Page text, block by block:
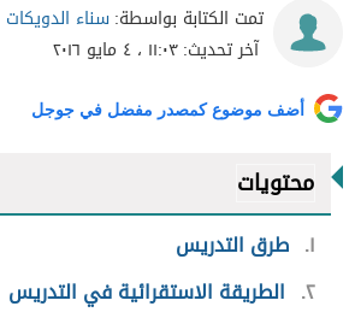
تمت الكتابة بواسطة:سناء الدويكات
آخر تحديث:١١:٠٣ ، ٤ مايو ٢٠١٦
أضف موضوع كمصدر مفضل في جوجل
محتويات
١ طرق التدريس
٢ الطريقة الاستقرائية في التدريس